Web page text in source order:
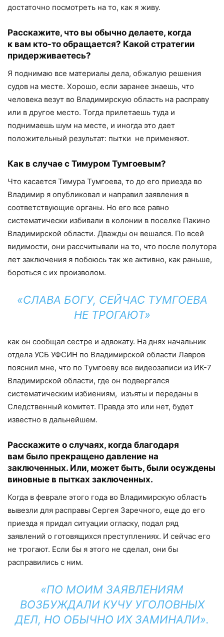
достаточно посмотреть на то, как я живу.
Расскажите, что вы обычно делаете, когда
к вам кто-то обращается? Какой стратегии
придерживаетесь?
Я поднимаю все материалы дела, обжалую решения
судов на месте. Хорошо, если заранее знаешь, что
человека везут во Владимирскую область на расправу
или в другое место. Тогда прилетаешь туда и
поднимаешь шум на месте, и иногда это дает
положительный результат: пытки не применяют.
Как в случае с Тимуром Тумгоевым?
Что касается Тимура Тумгоева, то до его приезда во
Владимир я опубликовал и направил заявления в
соответствующие органы. Но его все равно
систематически избивали в колонии в поселке Пакино
Владимирской области. Дважды он вешался. По всей
видимости, они рассчитывали на то, что после полутора
лет заключения я побоюсь так же активно, как раньше,
бороться с их произволом.
«СЛАВА БОГУ, СЕЙЧАС ТУМГОЕВА
НЕ ТРОГАЮТ»
как он сообщал сестре и адвокату. На днях начальник
отдела УСБ УФСИН по Владимирской области Лавров
пояснил мне, что по Тумгоеву все видеозаписи из ИК-7
Владимирской области, где он подвергался
систематическим избиениям, изъяты и переданы в
Следственный комитет. Правда это или нет, будет
известно в дальнейшем.
Расскажите о случаях, когда благодаря
вам было прекращено давление на
заключенных. Или, может быть, были осуждены
виновные в пытках заключенных.
Когда в феврале этого года во Владимирскую область
вывезли для расправы Сергея Заречного, еще до его
приезда я придал ситуации огласку, подал ряд
заявлений о готовящихся преступлениях. И сейчас его
не трогают. Если бы я этого не сделал, они бы
расправились с ним.
«ПО МОИМ ЗАЯВЛЕНИЯМ
ВОЗБУЖДАЛИ КУЧУ УГОЛОВНЫХ
ДЕЛ, НО ОБЫЧНО ИХ ЗАМИНАЛИ».